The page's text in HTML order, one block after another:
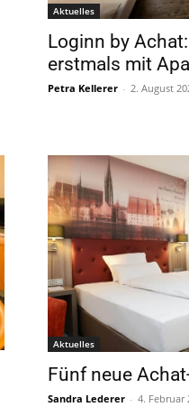
Aktuelles
Loginn by
erstmals mit
Petra Kellerer - 2. August
Aktuelles
Fünf neue
Sandra Lederer - 4. Februar